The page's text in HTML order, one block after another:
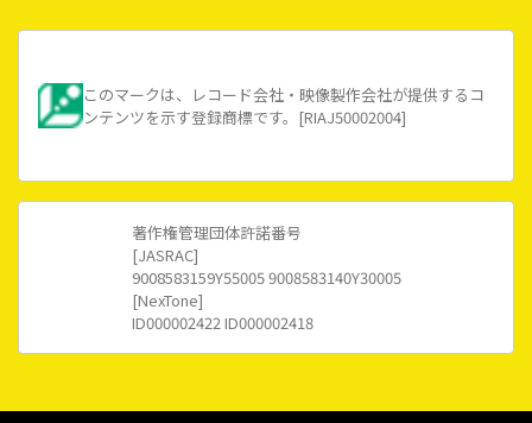
このマークは、レコード会社・映像製作会社が提供するコ
ンテンツを示す登録商標です。[RIAJ50002004]
著作権管理団体許諾番号
[JASRAC]
9008583159Y55005 9008583140Y30005
[NexTone]
ID000002422 ID000002418